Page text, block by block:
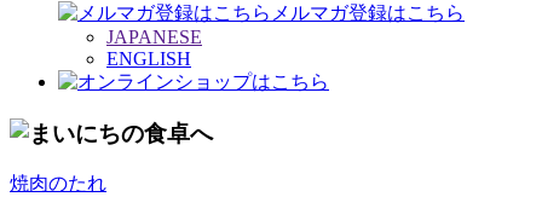
メルマガ登録はこちら
JAPANESE
ENGLISH
焼肉のたれ